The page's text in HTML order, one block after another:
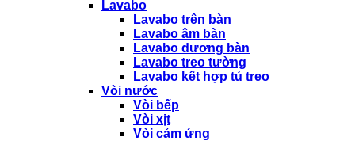
Lavabo
Lavabo trên bàn
Lavabo âm bàn
Lavabo dương bàn
Lavabo treo tường
Lavabo kết hợp tủ treo
Vòi nước
Vòi bếp
Vòi xịt
Vòi cảm ứng